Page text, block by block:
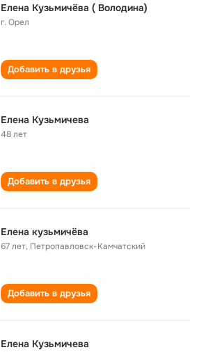
Елена Кузьмичёва ( Володина)
г. Орел
Добавить в друзья
Елена Кузьмичева
48 лет
Добавить в друзья
Елена кузьмичёва
67 лет, Петропавловск-Камчатский
Добавить в друзья
Елена Кузьмичева